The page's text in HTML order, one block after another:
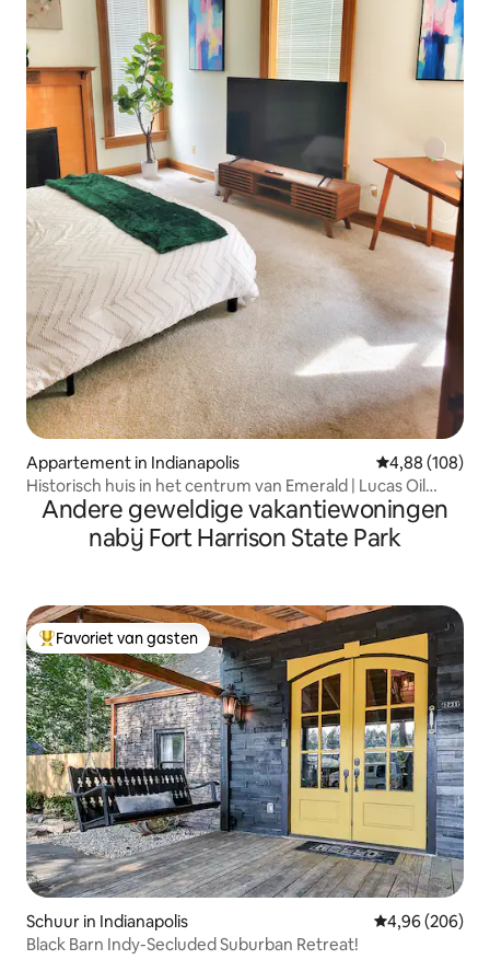
Appartement in Indianapolis Gemiddelde
4,88 (108)
Historisch huis in het centrum van Emerald | Lucas Oil
Stadium
Andere geweldige vakantiewoningen
nabij Fort Harrison State Park
Topfavoriet van gasten
Favoriet van gasten
Schuur in Indianapolis Gemiddelde
4,96 (206)
Black Barn Indy-Secluded Suburban Retreat!